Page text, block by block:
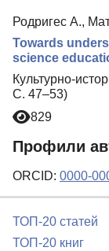
Родригес А.,
Towards
science
Культурно-
С. 47–53)
829
Профили
ORCID: 0000-
ТОП-20 статей
ТОП-20 книг